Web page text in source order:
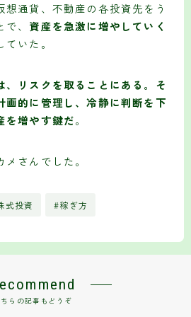
想通貨、不動産の各投資先をう
、 資産を急激に増やしていく
いた。
、リスクを取ることにある。そ
画的に管理し、冷静に判断を下
を増やす鍵だ。
さんでした。
式投資 #稼ぎ方
ちらの記事もどうぞ